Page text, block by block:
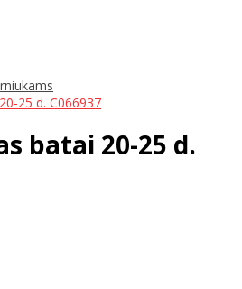
25 d. C066937
batai 20-25 d.